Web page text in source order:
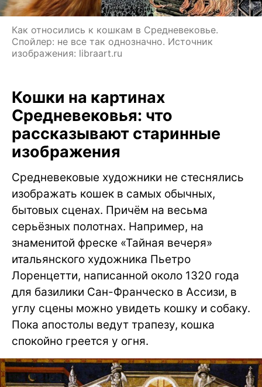
Как относились к кошкам в Средневековье.
Спойлер: не все так однозначно. Источник
изображения: libraart.ru
Кошки на картинах
Средневековья: что
рассказывают старинные
изображения
Средневековые художники не стеснялись
изображать кошек в самых обычных,
бытовых сценах. Причём на весьма
серьёзных полотнах. Например, на
знаменитой фреске «Тайная вечеря»
итальянского художника Пьетро
Лоренцетти, написанной около 1320 года
для базилики Сан-Франческо в Ассизи, в
углу сцены можно увидеть кошку и собаку.
Пока апостолы ведут трапезу, кошка
спокойно греется у огня.